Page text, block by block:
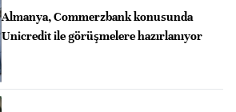
Almanya, Commerzbank konusunda
Unicredit ile görüşmelere hazırlanıyor